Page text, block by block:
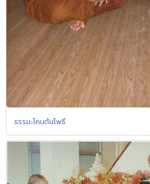
ธรรมะโคนต้นโพธิ์